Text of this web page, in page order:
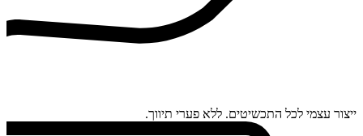
ייצור עצמי לכל התכשיטים. ללא פערי תיווך.